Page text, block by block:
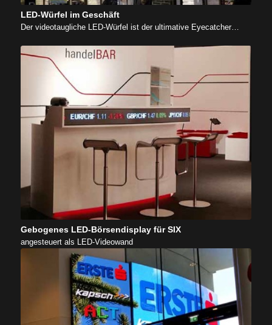
LED-Würfel im Geschäft
Der videotaugliche LED-Würfel ist der ultimative Eyecatcher…
Gebogenes LED-Börsendisplay für SIX
angesteuert als LED-Videowand